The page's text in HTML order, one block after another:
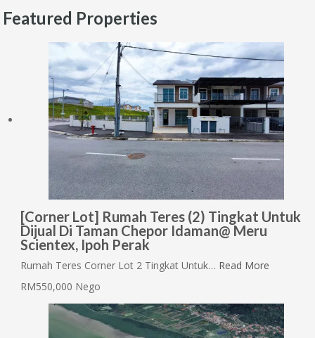
Featured Properties
[Corner Lot] Rumah Teres (2) Tingkat Untuk
Dijual Di Taman Chepor Idaman@ Meru
Scientex, Ipoh Perak
Rumah Teres Corner Lot 2 Tingkat Untuk… Read More
RM550,000 Nego